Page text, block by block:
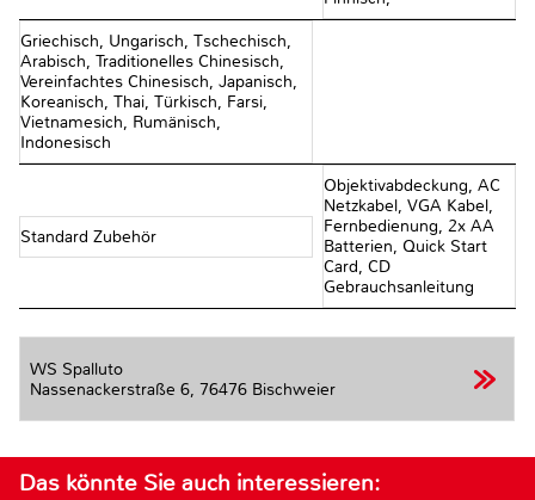
Griechisch, Ungarisch, Tschechisch,
Arabisch, Traditionelles Chinesisch,
Vereinfachtes Chinesisch, Japanisch,
Koreanisch, Thai, Türkisch, Farsi,
Vietnamesich, Rumänisch,
Indonesisch
Standard Zubehör
Objektivabdeckung, AC
Netzkabel, VGA Kabel,
Fernbedienung, 2x AA
Batterien, Quick Start
Card, CD
Gebrauchsanleitung
WS Spalluto
Nassenackerstraße 6, 76476 Bischweier
Das könnte Sie auch interessieren: